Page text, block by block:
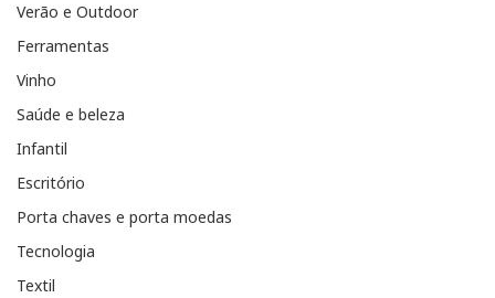
Verão e Outdoor
Ferramentas
Vinho
Saúde e beleza
Infantil
Escritório
Porta chaves e porta moedas
Tecnologia
Textil